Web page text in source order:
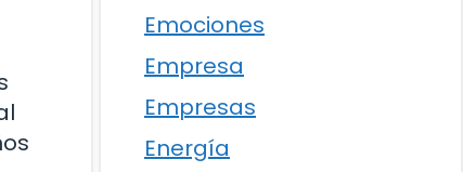
Emociones
Empresa
Empresas
Energía